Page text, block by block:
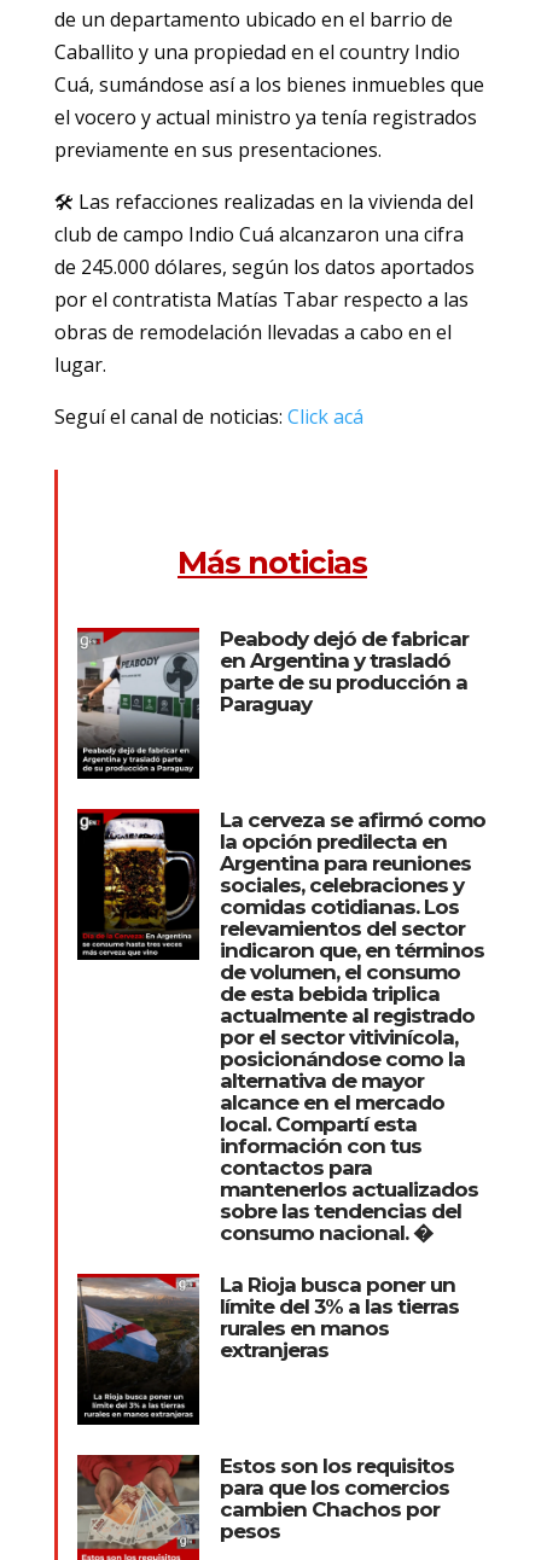
de un departamento ubicado en el barrio de
Caballito y una propiedad en el country Indio
Cuá, sumándose así a los bienes inmuebles que
el vocero y actual ministro ya tenía registrados
previamente en sus presentaciones.
🛠️ Las refacciones realizadas en la vivienda del
club de campo Indio Cuá alcanzaron una cifra
de 245.000 dólares, según los datos aportados
por el contratista Matías Tabar respecto a las
obras de remodelación llevadas a cabo en el
lugar.
Seguí el canal de noticias: Click acá
Más noticias
Peabody dejó de fabricar
en Argentina y trasladó
parte de su producción a
Paraguay
La cerveza se afirmó como
la opción predilecta en
Argentina para reuniones
sociales, celebraciones y
comidas cotidianas. Los
relevamientos del sector
indicaron que, en términos
de volumen, el consumo
de esta bebida triplica
actualmente al registrado
por el sector vitivinícola,
posicionándose como la
alternativa de mayor
alcance en el mercado
local. Compartí esta
información con tus
contactos para
mantenerlos actualizados
sobre las tendencias del
consumo nacional. �
La Rioja busca poner un
límite del 3% a las tierras
rurales en manos
extranjeras
Estos son los requisitos
para que los comercios
cambien Chachos por
pesos